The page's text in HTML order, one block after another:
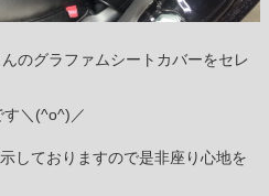
のグラファムシートカバーをセレ
＼(^o^)／
しておりますので是非座り心地を